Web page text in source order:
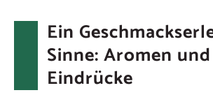
Ein
Sinne: Aromen und
Eindrücke